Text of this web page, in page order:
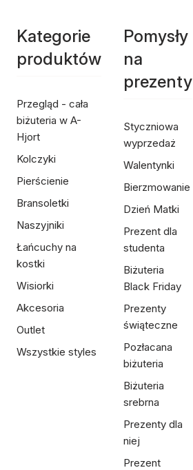
Kategorie
produktów
Przegląd - cała
biżuteria w A-
Hjort
Kolczyki
Pierścienie
Bransoletki
Naszyjniki
Łańcuchy na
kostki
Wisiorki
Akcesoria
Outlet
Wszystkie styles
Pomysły
na
prezenty
Styczniowa
wyprzedaż
Walentynki
Bierzmowanie
Dzień Matki
Prezent dla
studenta
Biżuteria
Black Friday
Prezenty
świąteczne
Pozłacana
biżuteria
Biżuteria
srebrna
Prezenty dla
niej
Prezent